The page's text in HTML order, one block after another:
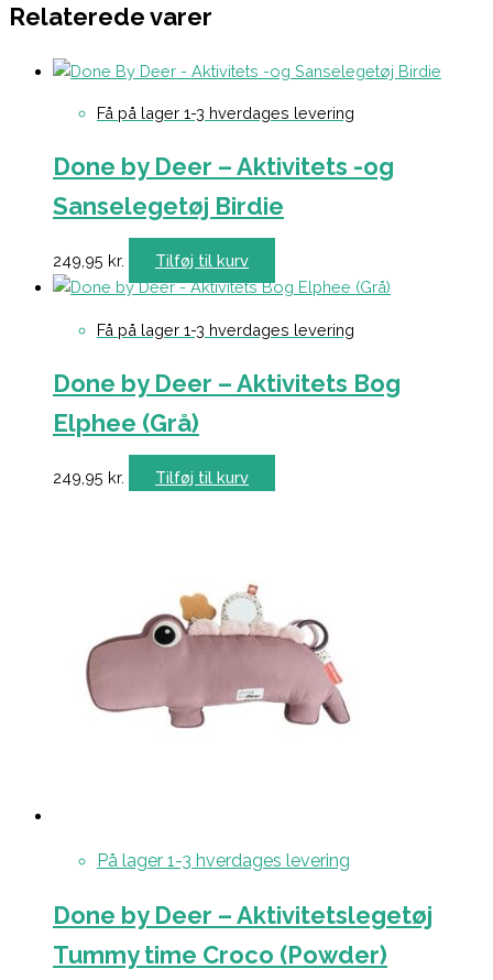
Relaterede varer
Få på lager 1-3 hverdages levering
Done by Deer – Aktivitets -og
Sanselegetøj Birdie
249,95 kr. Tilføj til kurv
Få på lager 1-3 hverdages levering
Done by Deer – Aktivitets Bog
Elphee (Grå)
249,95 kr. Tilføj til kurv
På lager 1-3 hverdages levering
Done by Deer – Aktivitetslegetøj
Tummy time Croco (Powder)